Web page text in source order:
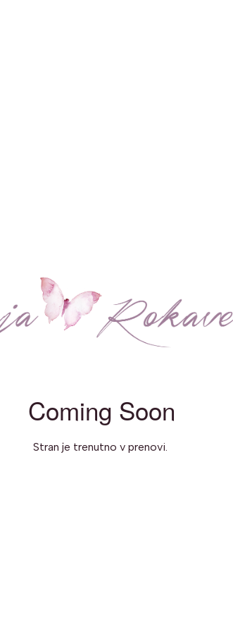
Coming Soon
Stran je trenutno v prenovi.